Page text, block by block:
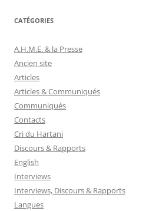
CATÉGORIES
A.H.M.E. & la Presse
Ancien site
Articles
Articles & Communiqués
Communiqués
Contacts
Cri du Hartani
Discours & Rapports
English
Interviews
Interviews, Discours & Rapports
Langues